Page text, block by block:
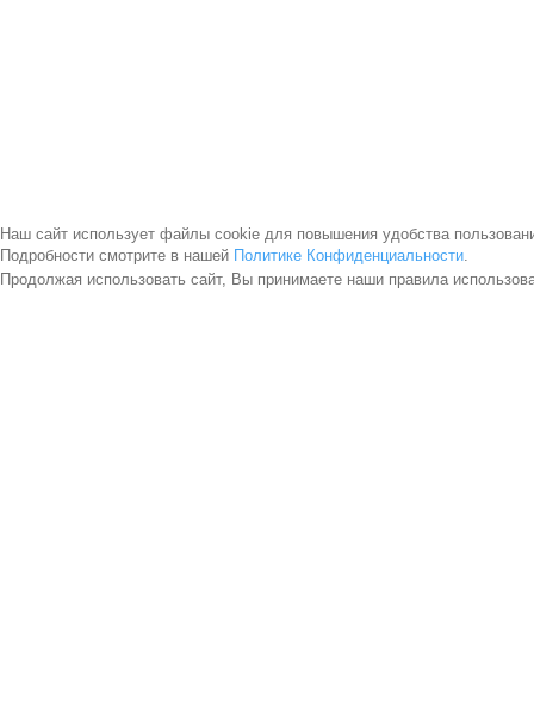
Наш сайт использует файлы cookie для повышения удобства
Подробности смотрите в нашей Политике Конфиденциальности.
Продолжая использовать сайт, Вы принимаете наши правила